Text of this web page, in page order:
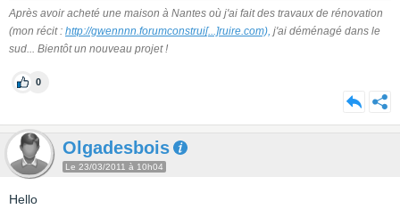
Après avoir acheté une maison à Nantes où j'ai fait des travaux de rénovation
(mon récit : http://gwennnn.forumconstrui[...]ruire.com), j'ai déménagé dans le
sud... Bientôt un nouveau projet !
0
Olgadesbois
Le 23/03/2011 à 10h04
Hello